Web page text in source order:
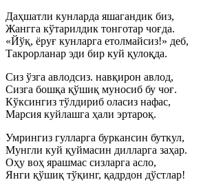
Даҳшатли кунларда яшагандик биз,
Жангга кўтарилдик тонготар чоғда.
«Йўқ, ёруғ кунларга етолмайсиз!» деб,
Такрорланар эди бир куй қулоқда.
Сиз ўзга авлодсиз. навқирон авлод,
Сизга бошқа қўшиқ муносиб бу чоғ.
Кўксингиз тўлдириб оласиз нафас,
Марсия куйлашга ҳали эртароқ.
Умрингиз гулларга буркансин буткул,
Мунгли куй қуймасин дилларга заҳар.
Оҳу воҳ ярашмас сизларга асло,
Янги қўшиқ тўқинг, қадрдон дўстлар!